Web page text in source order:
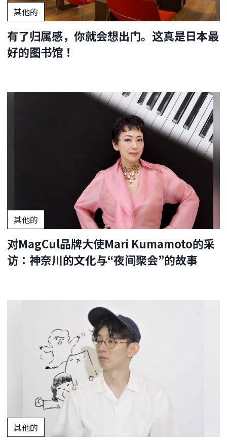
其他的
有了归属感，你就会想出门。这真是日本最
好的图书馆！
其他的
对MagCul品牌大使Mari Kumamoto的采
访：神奈川的文化与“夜间聚会”的故事
其他的